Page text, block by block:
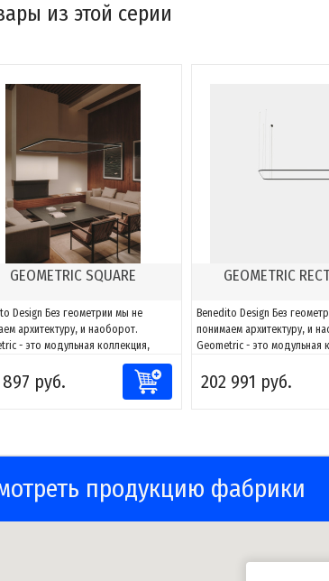
из этой серии
GEOMETRIC SQUARE
Design Без геометрии мы не
архитектуру, и наоборот.
- это модульная коллекция,
адаптировать свет к любому
Благодаря сочетаниям
можно создавать фигуры и
897 руб.
GEOMETRIC
Benedito Design Без
понимаем архитектуру, и
Geometric - это модульная
способная адаптировать
пространству. Благодаря
компонентов можно
202 991 руб.
продукцию фабрики